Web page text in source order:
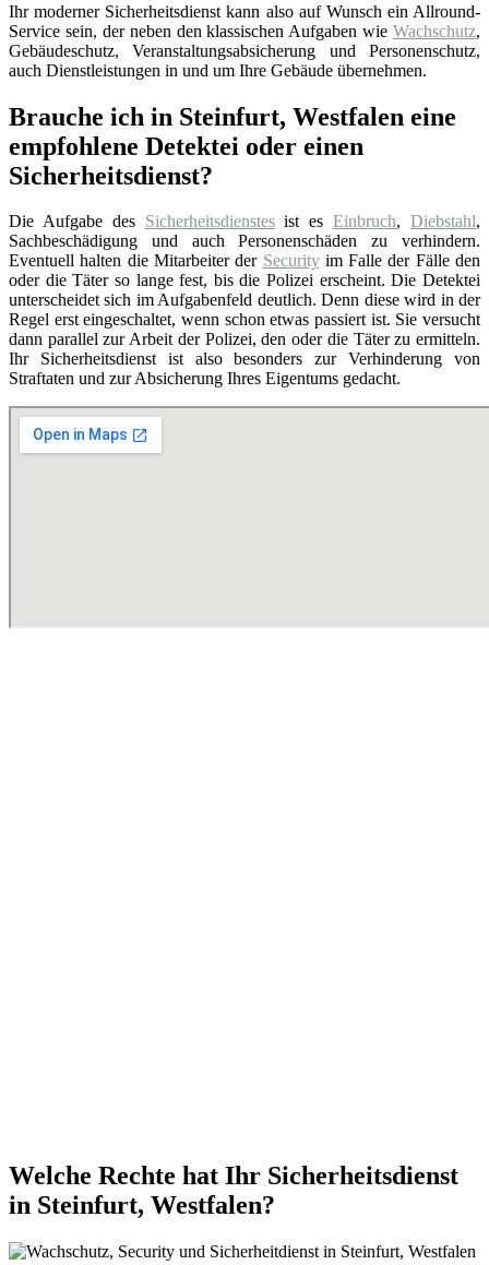
Ihr moderner Sicherheitsdienst kann also auf Wunsch ein Allround-
Service sein, der neben den klassischen Aufgaben wie Wachschutz,
Gebäudeschutz, Veranstaltungsabsicherung und Personenschutz,
auch Dienstleistungen in und um Ihre Gebäude übernehmen.
Brauche ich in Steinfurt, Westfalen eine
empfohlene Detektei oder einen
Sicherheitsdienst?
Die Aufgabe des Sicherheitsdienstesist esEinbruch,Diebstahl,
Sachbeschädigung und auch Personenschäden zu verhindern.
Eventuell halten die Mitarbeiter der Securityim Falle der Fälle den
oder die Täter so lange fest, bis die Polizei erscheint. Die Detektei
unterscheidet sich im Aufgabenfeld deutlich. Denn diese wird in der
Regel erst eingeschaltet, wenn schon etwas passiert ist. Sie versucht
dann parallel zur Arbeit der Polizei, den oder die Täter zu ermitteln.
Ihr Sicherheitsdienst ist also besonders zur Verhinderung von
Straftaten und zur Absicherung Ihres Eigentums gedacht.
Welche Rechte hat Ihr Sicherheitsdienst
in Steinfurt, Westfalen?